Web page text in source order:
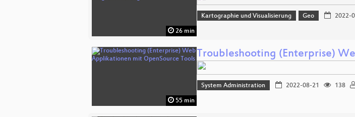
26 min
Kartographie und Visualisierung Geo 2022-
55 min
Troubleshooting (Enterprise)
System Administration 2022-08-21 138